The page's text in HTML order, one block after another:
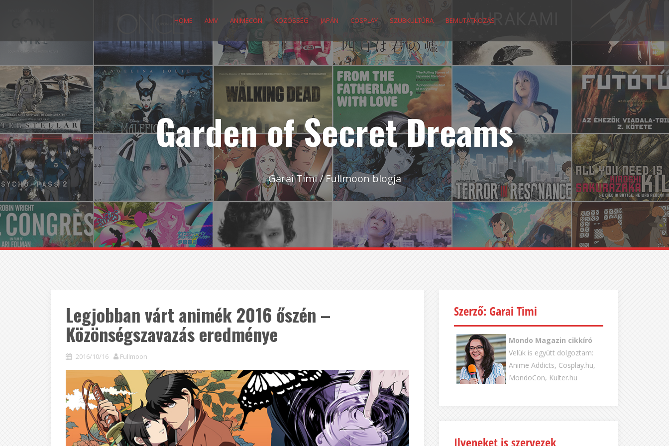
HOME AMV ANIMECON KÖZÖSSÉG JAPÁN COSPLAY SZUBKULTÚRA BEMUTATKOZÁS
Garden of Secret Dreams
Garai Timi / Fullmoon blogja
Legjobban várt animék 2016 őszén –
Közönségszavazás eredménye
2016/10/16 Fullmoon
Szerző: Garai Timi
Mondo Magazin cikkíró
Velük is együtt dolgoztam:
Anime Addicts, Cosplay.hu,
MondoCon, Kulter.hu
Ilyeneket is szervezek